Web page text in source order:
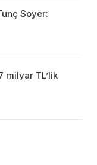
Soyer:
milyar TL’lik